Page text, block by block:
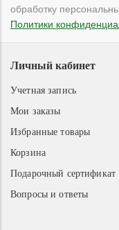
обработку
Политики
Личный кабинет
Учетная запись
Мои заказы
Избранные товары
Корзина
Подарочный сертификат
Вопросы и ответы